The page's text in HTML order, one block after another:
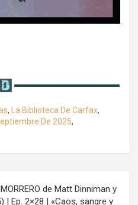
, La Biblioteca De Carfax,
De 2025,
de Matt Dinniman y
| Ep. 2×28 | «Caos, sangre y